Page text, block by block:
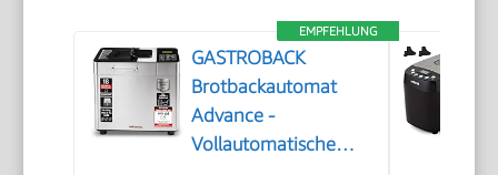
EMPFEHLUNG
GASTROBACK
Brotbackautomat
Advance -
Vollautomatische